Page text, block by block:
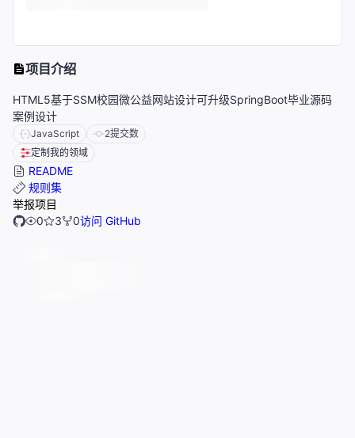
项目介绍
HTML5基于SSM校园微公益网站设计可升级SpringBoot毕业源码
案例设计
JavaScript 2提交数
定制我的领域
README
规则集
举报项目
0
3 0访问 GitHub